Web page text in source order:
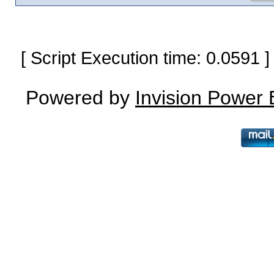
[ Script Execution time:
Powered by Invision Power